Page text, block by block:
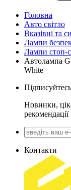
Головна
Авто світло
Вказівні та
Лампи
Лампи стоп-
Автолампа
White
Новинки,
рекомендації
Контакти